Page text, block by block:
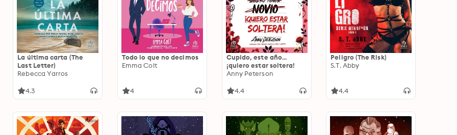
La última carta (The
Last Letter)
Rebecca Yarros
4.3
Todo lo que no decimos
Emma Colt
4
Cupido, este año...
¡quiero estar soltera!
Anny Peterson
4.4
Peligro (The Risk)
S.T. Abby
4.4